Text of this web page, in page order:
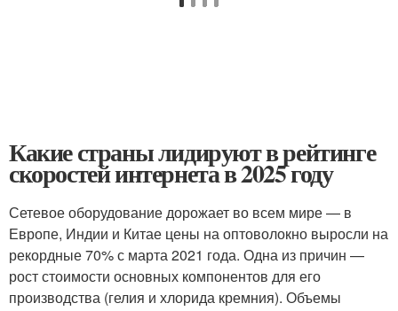
Какие страны лидируют в рейтинге
скоростей интернета в 2025 году
Сетевое оборудование дорожает во всем мире — в
Европе, Индии и Китае цены на оптоволокно выросли на
рекордные 70% с марта 2021 года. Одна из причин —
рост стоимости основных компонентов для его
производства (гелия и хлорида кремния). Объемы